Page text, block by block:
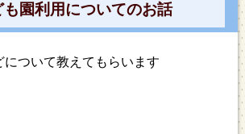
も園利用についてのお話
ついて教えてもらいます